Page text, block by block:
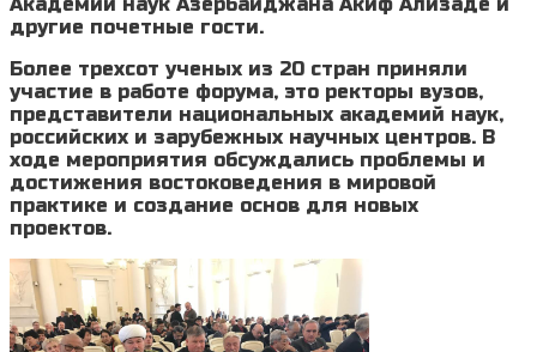
другие почетные гости.
Более трехсот ученых из 20 стран приняли
участие в работе форума, это ректоры вузов,
представители национальных академий наук,
российских и зарубежных научных центров. В
ходе мероприятия обсуждались проблемы и
достижения востоковедения в мировой
практике и создание основ для новых
проектов.